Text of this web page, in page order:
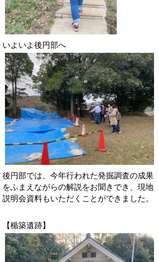
いよいよ後円部へ
後円部では、今年行われた発掘調査の成果
をふまえながらの解説をお聞きでき、現地
説明会資料もいただくことができました。
【楯築遺跡】